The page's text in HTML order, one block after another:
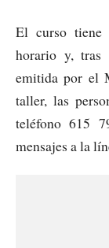
El curso tiene
horario y, tras
emitida por el
taller, las
teléfono 615
mensajes a la